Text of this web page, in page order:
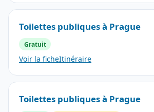
Toilettes publiques à Prague
Gratuit
Voir la ficheItinéraire
Toilettes publiques à Prague